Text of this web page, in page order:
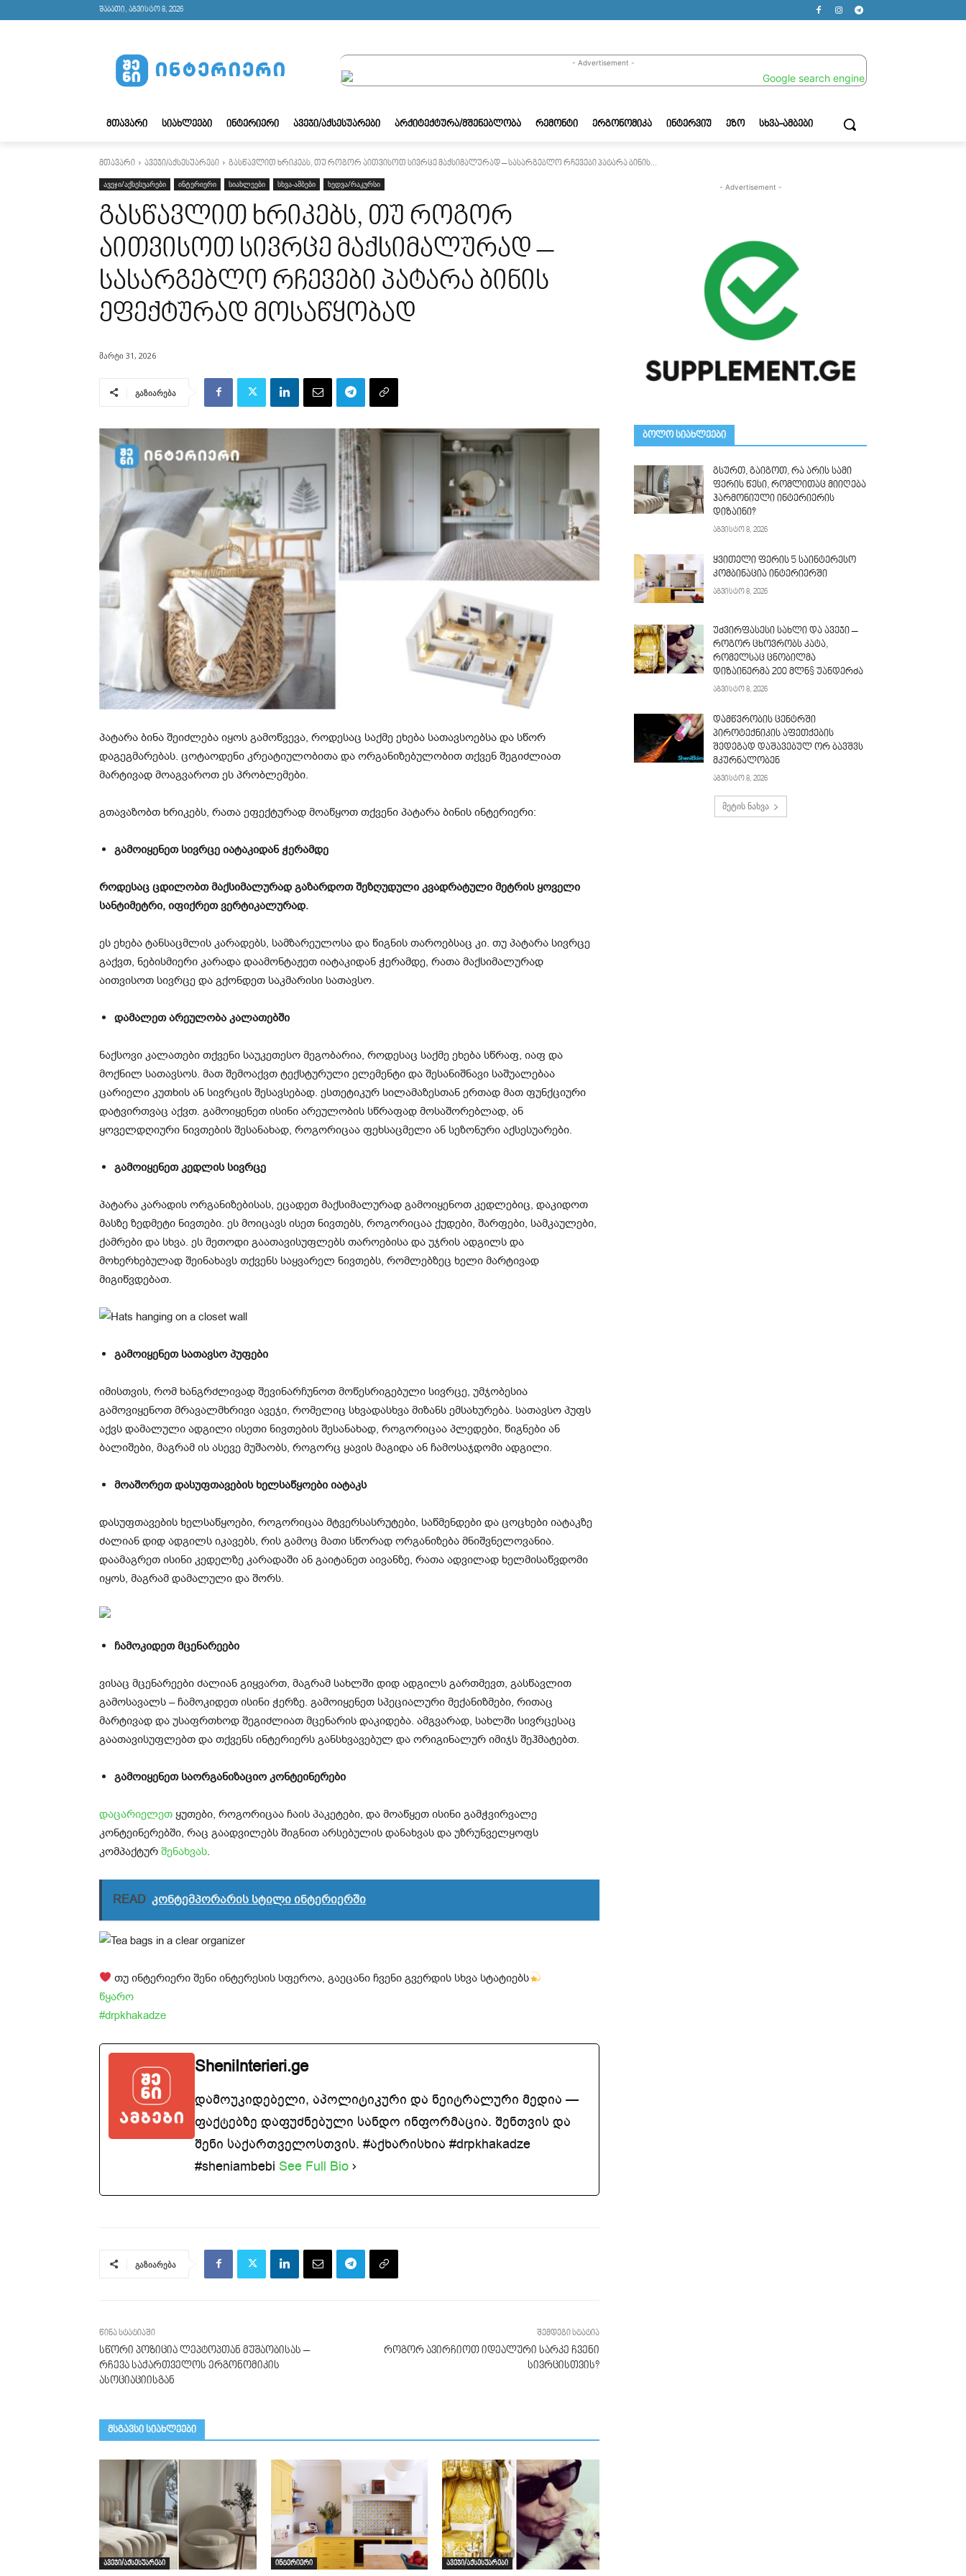
შაბათი, აგვისტო 8, 2026
- Advertisement -
ᲛᲗᲐᲕᲐᲠᲘ ᲡᲘᲐᲮᲚᲔᲔᲑᲘ ᲘᲜᲢᲔᲠᲘᲔᲠᲘ ᲐᲕᲔᲯᲘ/ᲐᲥᲡᲔᲡᲣᲐᲠᲔᲑᲘ ᲐᲠᲥᲘᲢᲔᲥᲢᲣᲠᲐ/ᲛᲨᲔᲜᲔᲑᲚᲝᲑᲐ ᲠᲔᲛᲝᲜᲢᲘ ᲔᲠᲒᲝᲜᲝᲛᲘᲙᲐ ᲘᲜᲢᲔᲠᲕᲘᲣ ᲔᲖᲝ ᲡᲮᲕᲐ-ᲐᲛᲑᲔᲑᲘ
მთავარი ავეჯი/აქსესუარები გასწავლით ხრიკებს, თუ როგორ აითვისოთ სივრცე მაქსიმალურად – სასარგებლო რჩევები პატარა ბინის...
ავეჯი/აქსესუარები ინტერიერი სიახლეები სხვა-ამბები ხედვა/რაკურსი
გასწავლით ხრიკებს, თუ როგორ
აითვისოთ სივრცე მაქსიმალურად –
სასარგებლო რჩევები პატარა ბინის
ეფექტურად მოსაწყობად
მარტი 31, 2026
გაზიარება
პატარა ბინა შეიძლება იყოს გამოწვევა, როდესაც საქმე ეხება სათავსოებსა და სწორ
დაგეგმარებას. ცოტაოდენი კრეატიულობითა და ორგანიზებულობით თქვენ შეგიძლიათ
მარტივად მოაგვაროთ ეს პრობლემები.
გთავაზობთ ხრიკებს, რათა ეფექტურად მოაწყოთ თქვენი პატარა ბინის ინტერიერი:
გამოიყენეთ სივრცე იატაკიდან ჭერამდე
როდესაც ცდილობთ მაქსიმალურად გაზარდოთ შეზღუდული კვადრატული მეტრის ყოველი
სანტიმეტრი, იფიქრეთ ვერტიკალურად.
ეს ეხება ტანსაცმლის კარადებს, სამზარეულოსა და წიგნის თაროებსაც კი. თუ პატარა სივრცე
გაქვთ, ნებისმიერი კარადა დაამონტაჟეთ იატაკიდან ჭერამდე, რათა მაქსიმალურად
აითვისოთ სივრცე და გქონდეთ საკმარისი სათავსო.
დამალეთ არეულობა კალათებში
ნაქსოვი კალათები თქვენი საუკეთესო მეგობარია, როდესაც საქმე ეხება სწრაფ, იაფ და
მოქნილ სათავსოს. მათ შემოაქვთ ტექსტურული ელემენტი და შესანიშნავი საშუალებაა
ცარიელი კუთხის ან სივრცის შესავსებად. ესთეტიკურ სილამაზესთან ერთად მათ ფუნქციური
დატვირთვაც აქვთ. გამოიყენეთ ისინი არეულობის სწრაფად მოსაშორებლად, ან
ყოველდღიური ნივთების შესანახად, როგორიცაა ფეხსაცმელი ან სეზონური აქსესუარები.
გამოიყენეთ კედლის სივრცე
პატარა კარადის ორგანიზებისას, ეცადეთ მაქსიმალურად გამოიყენოთ კედლებიც, დაკიდოთ
მასზე ზედმეტი ნივთები. ეს მოიცავს ისეთ ნივთებს, როგორიცაა ქუდები, შარფები, სამკაულები,
ქამრები და სხვა. ეს მეთოდი გაათავისუფლებს თაროებისა და უჯრის ადგილს და
მოხერხებულად შეინახავს თქვენს საყვარელ ნივთებს, რომლებზეც ხელი მარტივად
მიგიწვდებათ.
გამოიყენეთ სათავსო პუფები
იმისთვის, რომ ხანგრძლივად შევინარჩუნოთ მოწესრიგებული სივრცე, უმჯობესია
გამოვიყენოთ მრავალმხრივი ავეჯი, რომელიც სხვადასხვა მიზანს ემსახურება. სათავსო პუფს
აქვს დამალული ადგილი ისეთი ნივთების შესანახად, როგორიცაა პლედები, წიგნები ან
ბალიშები, მაგრამ ის ასევე მუშაობს, როგორც ყავის მაგიდა ან ჩამოსაჯდომი ადგილი.
მოაშორეთ დასუფთავების ხელსაწყოები იატაკს
დასუფთავების ხელსაწყოები, როგორიცაა მტვერსასრუტები, საწმენდები და ცოცხები იატაკზე
ძალიან დიდ ადგილს იკავებს, რის გამოც მათი სწორად ორგანიზება მნიშვნელოვანია.
დაამაგრეთ ისინი კედელზე კარადაში ან გაიტანეთ აივანზე, რათა ადვილად ხელმისაწვდომი
იყოს, მაგრამ დამალული და შორს.
ჩამოკიდეთ მცენარეები
ვისაც მცენარეები ძალიან გიყვართ, მაგრამ სახლში დიდ ადგილს გართმევთ, გასწავლით
გამოსავალს – ჩამოკიდეთ ისინი ჭერზე. გამოიყენეთ სპეციალური მექანიზმები, რითაც
მარტივად და უსაფრთხოდ შეგიძლიათ მცენარის დაკიდება. ამგვარად, სახლში სივრცესაც
გაათავისუფლებთ და თქვენს ინტერიერს განსხვავებულ და ორიგინალურ იმიჯს შეჰმატებთ.
გამოიყენეთ საორგანიზაციო კონტეინერები
დაცარიელეთ ყუთები, როგორიცაა ჩაის პაკეტები, და მოაწყეთ ისინი გამჭვირვალე
კონტეინერებში, რაც გაადვილებს შიგნით არსებულის დანახვას და უზრუნველყოფს
კომპაქტურ შენახვას.
READ კონტემპორარის სტილი ინტერიერში
თუ ინტერიერი შენი ინტერესის სფეროა, გაეცანი ჩვენი გვერდის სხვა სტატიებს
წყარო
#drpkhakadze
SheniInterieri.ge
დამოუკიდებელი, აპოლიტიკური და ნეიტრალური მედია —
ფაქტებზე დაფუძნებული სანდო ინფორმაცია. შენთვის და
შენი საქართველოსთვის. #აქხარისხია #drpkhakadze
#sheniambebi See Full Bio
გაზიარება
წინა სტატიაში
სწორი პოზიცია ლეპტოპთან მუშაობისას –
რჩევა საქართველოს ერგონომიკის
ასოციაციისგან
შემდეგი სტატია
როგორ ავირჩიოთ იდეალური სარკე ჩვენი
სივრცისთვის?
მსგავსი სიახლეები
ავეჯი/აქსესუარები ინტერიერი ავეჯი/აქსესუარები
- Advertisement -
ᲑᲝᲚᲝ ᲡᲘᲐᲮᲚᲔᲔᲑᲘ
გსურთ, გაიგოთ, რა არის სამი
ფერის წესი, რომლითაც მიიღება
ჰარმონიული ინტერიერის
დიზაინი?
აგვისტო 8, 2026
ყვითელი ფერის 5 საინტერესო
კომბინაცია ინტერიერში
აგვისტო 8, 2026
უძვირფასესი სახლი და ავეჯი –
როგორ ცხოვრობს კატა,
რომელსაც ცნობილმა
დიზაინერმა 200 მლნ$ უანდერძა
აგვისტო 8, 2026
დამწვრობის ცენტრში
პიროტექნიკის აფეთქების
შედეგად დაშავებულ ორ ბავშვს
მკურნალობენ
აგვისტო 8, 2026
მეტის ნახვა